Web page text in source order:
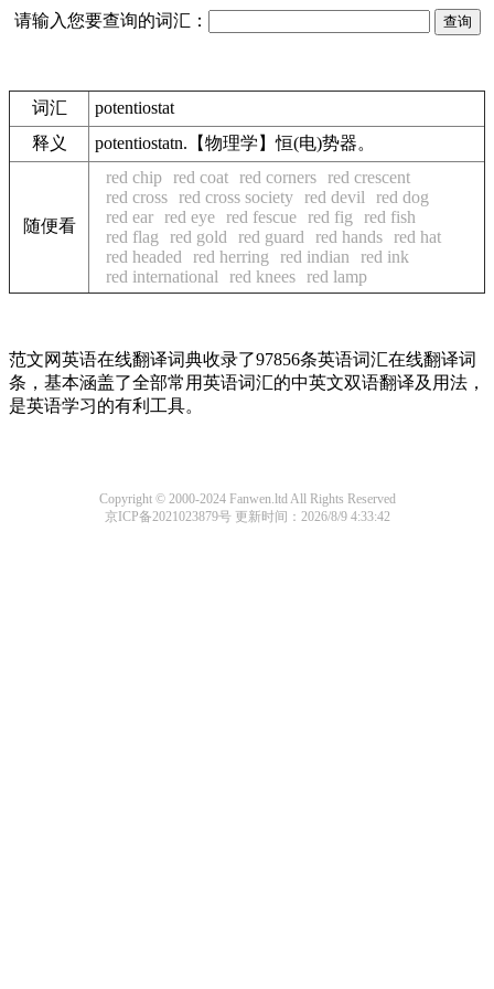
请输入您要查询的词汇：
词汇
potentiostat
释义
potentiostatn.【物理学】恒(电)势器。
随便看
red chip red coat red corners red crescent
red cross red cross society red devil
red dog
red ear red eye red fescue red fig
red fish
red flag
red gold red guard red hands red hat
red headed
red herring red indian
red ink
red international
red knees red lamp
范文网英语在线翻译词典收录了97856条英语词汇在线翻译词
条，基本涵盖了全部常用英语词汇的中英文双语翻译及用法，
是英语学习的有利工具。
Copyright © 2000-2024 Fanwen.ltd All Rights Reserved
京ICP备2021023879号更新时间：2026/8/9 4:33:42